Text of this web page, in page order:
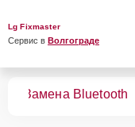
Lg Fixmaster
Сервис в Волгограде
Замена Bluetooth